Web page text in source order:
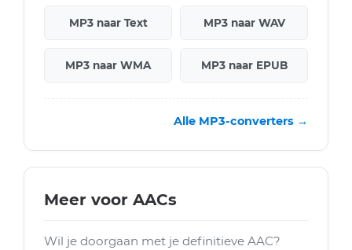
MP3 naar Text MP3 naar WAV
MP3 naar WMA MP3 naar EPUB
Alle MP3-converters →
Meer voor AACs
Wil je doorgaan met je definitieve AAC?